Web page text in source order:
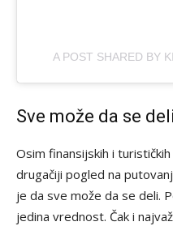
A POST SHARED BY
Sve može da se deli
Osim finansijskih i
drugačiji pogled na
je da sve može da se deli.
jedina vrednost. Čak i